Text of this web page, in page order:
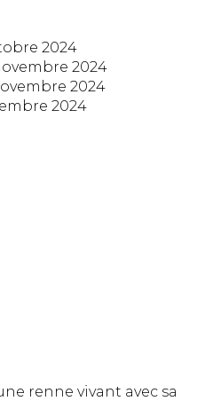
2024
2024
2024
2024
renne vivant avec sa